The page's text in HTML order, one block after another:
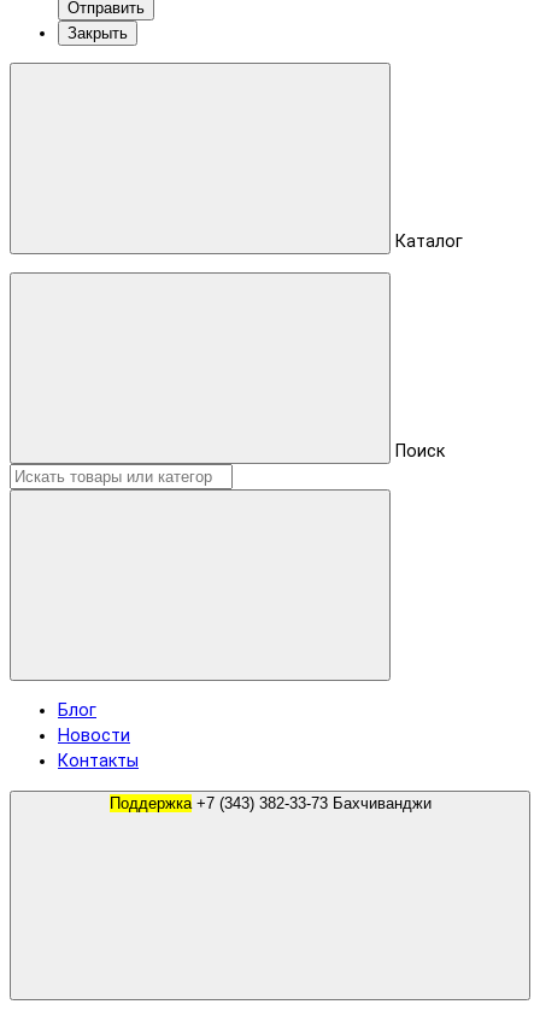
Отправить
Закрыть
Каталог
Поиск
Блог
Новости
Контакты
Поддержка +7 (343) 382-33-73 Бахчиванджи